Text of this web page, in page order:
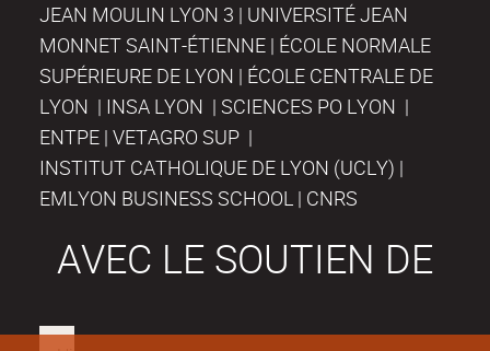
JEAN MOULIN LYON 3 | UNIVERSITÉ JEAN
MONNET SAINT-ÉTIENNE | ÉCOLE NORMALE
SUPÉRIEURE DE LYON | ÉCOLE CENTRALE DE
LYON | INSA LYON | SCIENCES PO LYON |
ENTPE | VETAGRO SUP |
INSTITUT CATHOLIQUE DE LYON (UCLY) |
EMLYON BUSINESS SCHOOL | CNRS
AVEC LE SOUTIEN DE